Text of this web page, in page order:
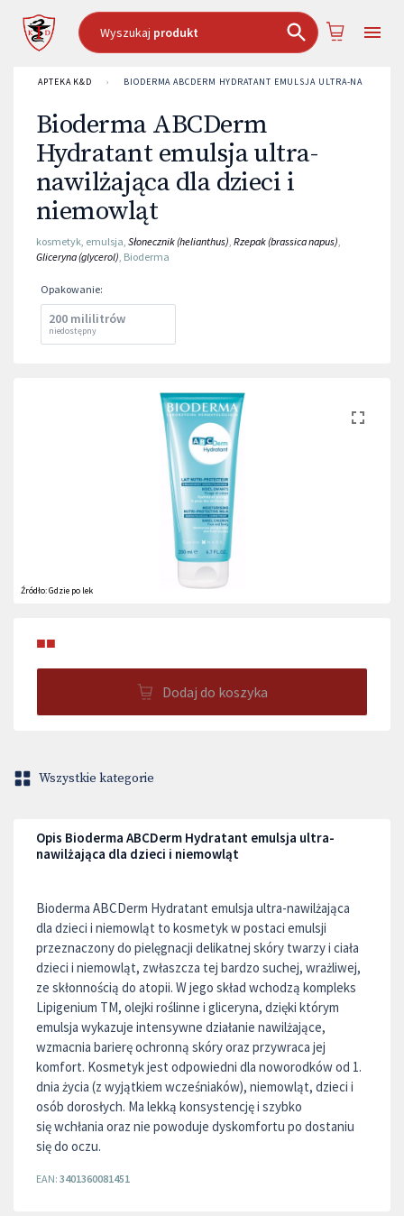
Wyszukaj produkt
APTEKA K&D › BIODERMA ABCDERM HYDRATANT EMULSJA ULTRA-
Bioderma ABCDerm
Hydratant emulsja ultra-
nawilżająca dla dzieci i
niemowląt
kosmetyk, emulsja, Słonecznik (helianthus), Rzepak (brassica napus),
Gliceryna (glycerol), Bioderma
Opakowanie:
200 mililitrów
niedostępny
Źródło:Gdzie po lek
■■
Dodaj do koszyka
Wszystkie kategorie
Opis Bioderma ABCDerm Hydratant emulsja ultra-
nawilżająca dla dzieci i niemowląt
Bioderma ABCDerm Hydratant emulsja ultra-nawilżająca
dla dzieci i niemowląt to kosmetyk w postaci emulsji
przeznaczony do pielęgnacji delikatnej skóry twarzy i ciała
dzieci i niemowląt, zwłaszcza tej bardzo suchej, wrażliwej,
ze skłonnością do atopii. W jego skład wchodzą kompleks
Lipigenium TM, olejki roślinne i gliceryna, dzięki którym
emulsja wykazuje intensywne działanie nawilżające,
wzmacnia barierę ochronną skóry oraz przywraca jej
komfort. Kosmetyk jest odpowiedni dla noworodków od 1.
dnia życia (z wyjątkiem wcześniaków), niemowląt, dzieci i
osób dorosłych. Ma lekką konsystencję i szybko
się wchłania oraz nie powoduje dyskomfortu po dostaniu
się do oczu.
EAN: 3401360081451